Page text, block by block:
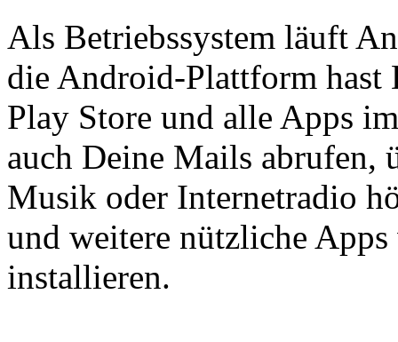
Als Betriebssystem läuft
die Android-Plattform hast
Play Store und alle Apps
auch Deine Mails abrufen,
Musik oder Internetradio
und weitere nützliche
installieren.